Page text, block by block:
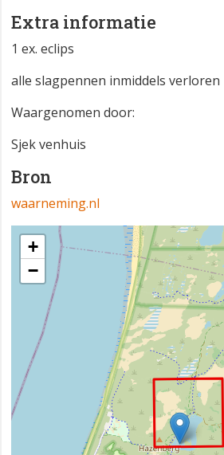
Extra informatie
1 ex. eclips
alle slagpennen inmiddels verloren
Waargenomen door:
Sjek venhuis
Bron
waarneming.nl
+
−